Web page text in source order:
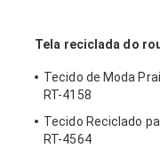
Tela reciclada do
Tecido de Moda
RT-4158
Tecido Reciclado
RT-4564